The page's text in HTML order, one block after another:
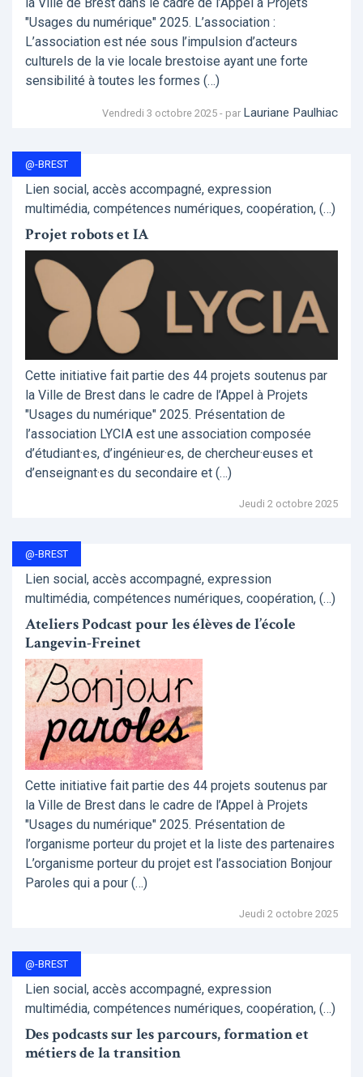
"Usages du numérique" 2025. L’association :
L’association est née sous l’impulsion d’acteurs
culturels de la vie locale brestoise ayant une forte
sensibilité à toutes les formes (…)
Vendredi 3 octobre 2025 - par Lauriane Paulhiac
@-BREST
Lien social, accès accompagné, expression
multimédia, compétences numériques, coopération, (…)
Projet robots et IA
Cette initiative fait partie des 44 projets soutenus par
la Ville de Brest dans le cadre de l’Appel à Projets
"Usages du numérique" 2025. Présentation de
l’association LYCIA est une association composée
d’étudiant·es, d’ingénieur·es, de chercheur·euses et
d’enseignant·es du secondaire et (…)
Jeudi 2 octobre 2025
@-BREST
Lien social, accès accompagné, expression
multimédia, compétences numériques, coopération, (…)
Ateliers Podcast pour les élèves de l’école
Langevin-Freinet
Cette initiative fait partie des 44 projets soutenus par
la Ville de Brest dans le cadre de l’Appel à Projets
"Usages du numérique" 2025. Présentation de
l’organisme porteur du projet et la liste des partenaires
L’organisme porteur du projet est l’association Bonjour
Paroles qui a pour (…)
Jeudi 2 octobre 2025
@-BREST
Lien social, accès accompagné, expression
multimédia, compétences numériques, coopération, (…)
Des podcasts sur les parcours, formation et
métiers de la transition